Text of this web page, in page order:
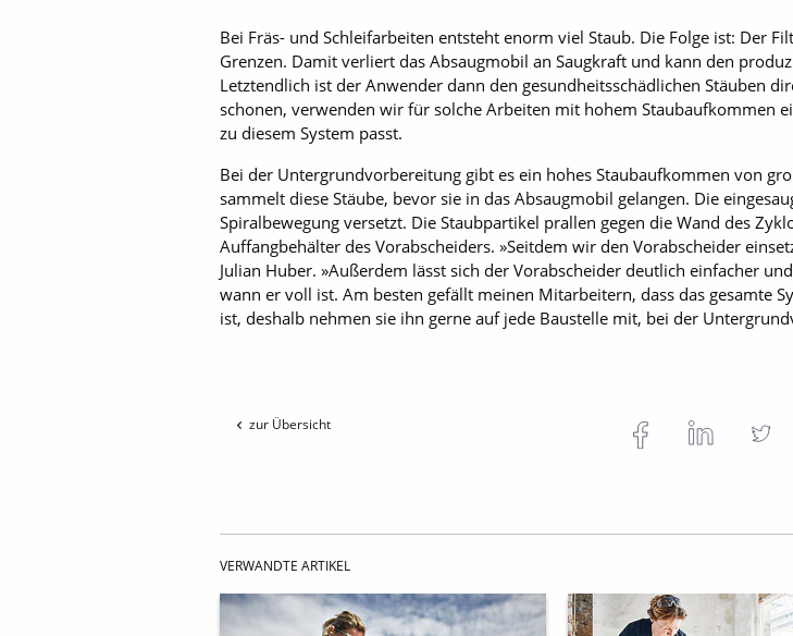
Bei Fräs- und Schleifarbeiten entsteht enorm viel Staub. Die Folge ist: Der
Grenzen. Damit verliert das Absaugmobil an Saugkraft und kann den
Letztendlich ist der Anwender dann den gesundheitsschädlichen Stäuben
schonen, verwenden wir für solche Arbeiten mit hohem Staubaufkommen
zu diesem System passt.
Bei der Untergrundvorbereitung gibt es ein hohes Staubaufkommen von
sammelt diese Stäube, bevor sie in das Absaugmobil gelangen. Die
Spiralbewegung versetzt. Die Staubpartikel prallen gegen die Wand des
Auffangbehälter des Vorabscheiders. »Seitdem wir den Vorabscheider
Julian Huber. »Außerdem lässt sich der Vorabscheider deutlich einfacher
wann er voll ist. Am besten gefällt meinen Mitarbeitern, dass das gesamte
ist, deshalb nehmen sie ihn gerne auf jede Baustelle mit, bei der
zur Übersicht
VERWANDTE ARTIKEL